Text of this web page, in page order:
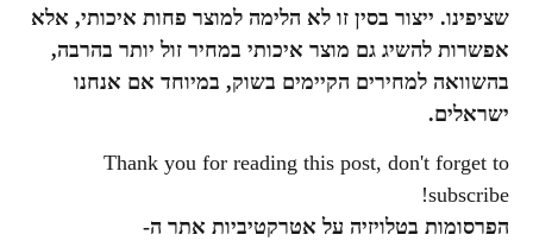
שציפינו. ייצור בסין זו לא הלימה למוצר פחות איכותי, אלא
אפשרות להשיג גם מוצר איכותי במחיר זול יותר בהרבה,
בהשוואה למחירים הקיימים בשוק, במיוחד אם אנחנו
ישראלים.
Thank you for reading this post, don't forget to
subscribe!
הפרסומות בטלויזיה על אטרקטיביות אתר ה-